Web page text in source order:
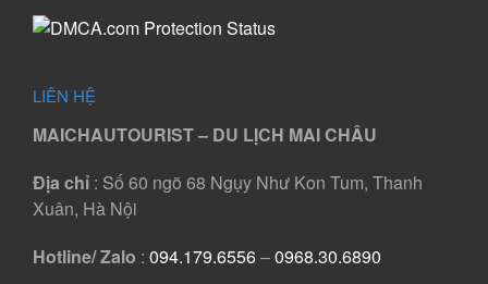
LIÊN HỆ
MAICHAUTOURIST – DU LỊCH MAI CHÂU
Địa chỉ : Số 60 ngõ 68 Ngụy Như Kon Tum, Thanh
Xuân, Hà Nội
Hotline/ Zalo : 094.179.6556–0968.30.6890